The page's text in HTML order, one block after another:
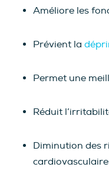
Améliore les
Prévient la
Permet une
Réduit
Diminution des